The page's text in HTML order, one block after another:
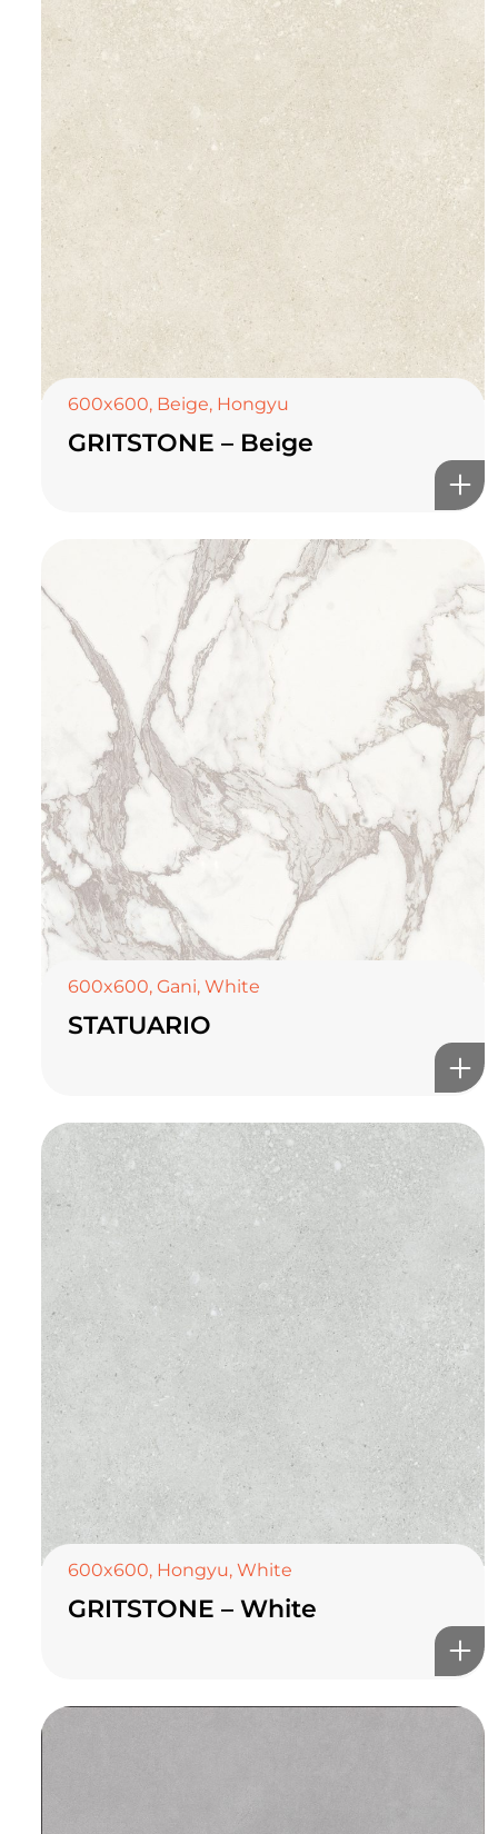
600x600, Beige, Hongyu
GRITSTONE – Beige
600x600, Gani, White
STATUARIO
600x600, Hongyu, White
GRITSTONE – White
TOP CERAMICS Байгалын өнгө тансаг
мэдрэмжийг таны орчинд
онлайн туслах